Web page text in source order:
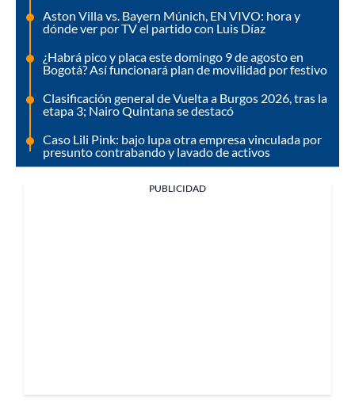
Aston Villa vs. Bayern Múnich, EN VIVO: hora y
dónde ver por TV el partido con Luis Díaz
¿Habrá pico y placa este domingo 9 de agosto en
Bogotá? Así funcionará plan de movilidad por festivo
Clasificación general de Vuelta a Burgos 2026, tras la
etapa 3; Nairo Quintana se destacó
Caso Lili Pink: bajo lupa otra empresa vinculada por
presunto contrabando y lavado de activos
PUBLICIDAD